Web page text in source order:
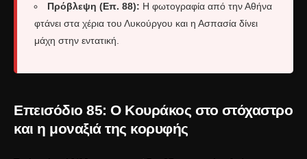
Πρόβλεψη (Επ. 88): Η φωτογραφία από την Αθήνα
φτάνει στα χέρια του Λυκούργου και η Ασπασία δίνει
μάχη στην εντατική.
Επεισόδιο 85: Ο Κουράκος στο στόχαστρο
και η μοναξιά της κορυφής